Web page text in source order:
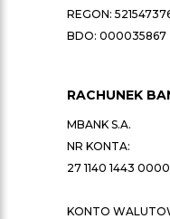
REGON:
BDO: 000035867
RACHUNEK
MBANK S.A.
NR KONTA:
27 1140 1443
KONTO